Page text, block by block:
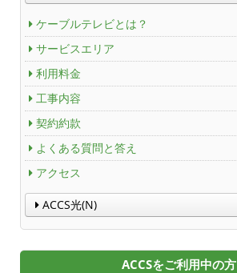
ケーブルテレビとは？
サービスエリア
利用料金
工事内容
契約約款
よくある質問と答え
アクセス
ACCS光(N)
ACCSをご利用中の方
法人情報
ＡＣＣＳ番組基準
放送番組審議会議事録
個人情報保護方針
人材募集
アクセス
Service guidance (in English)